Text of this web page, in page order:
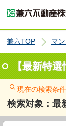
兼六TOP マ
【最新特選
現在の検索条件
検索対象：最